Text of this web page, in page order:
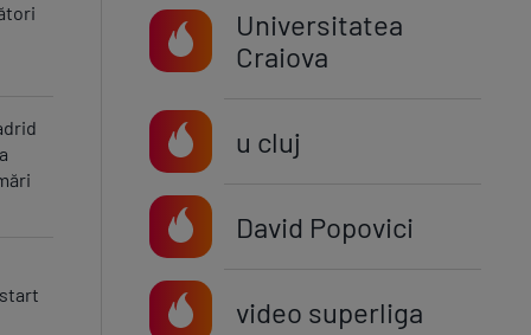
Universitatea
Craiova
u cluj
David Popovici
video superliga